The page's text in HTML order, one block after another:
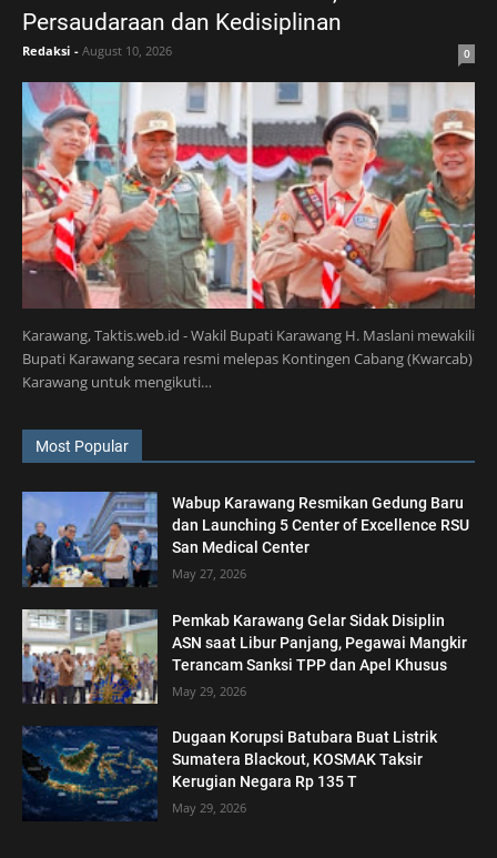
Persaudaraan dan Kedisiplinan
Redaksi - August 10, 2026 0
Karawang, Taktis.web.id - Wakil Bupati Karawang H. Maslani mewakili
Bupati Karawang secara resmi melepas Kontingen Cabang (Kwarcab)
Karawang untuk mengikuti…
Most Popular
Wabup Karawang Resmikan Gedung Baru
dan Launching 5 Center of Excellence RSU
San Medical Center
May 27, 2026
Pemkab Karawang Gelar Sidak Disiplin
ASN saat Libur Panjang, Pegawai Mangkir
Terancam Sanksi TPP dan Apel Khusus
May 29, 2026
Dugaan Korupsi Batubara Buat Listrik
Sumatera Blackout, KOSMAK Taksir
Kerugian Negara Rp 135 T
May 29, 2026